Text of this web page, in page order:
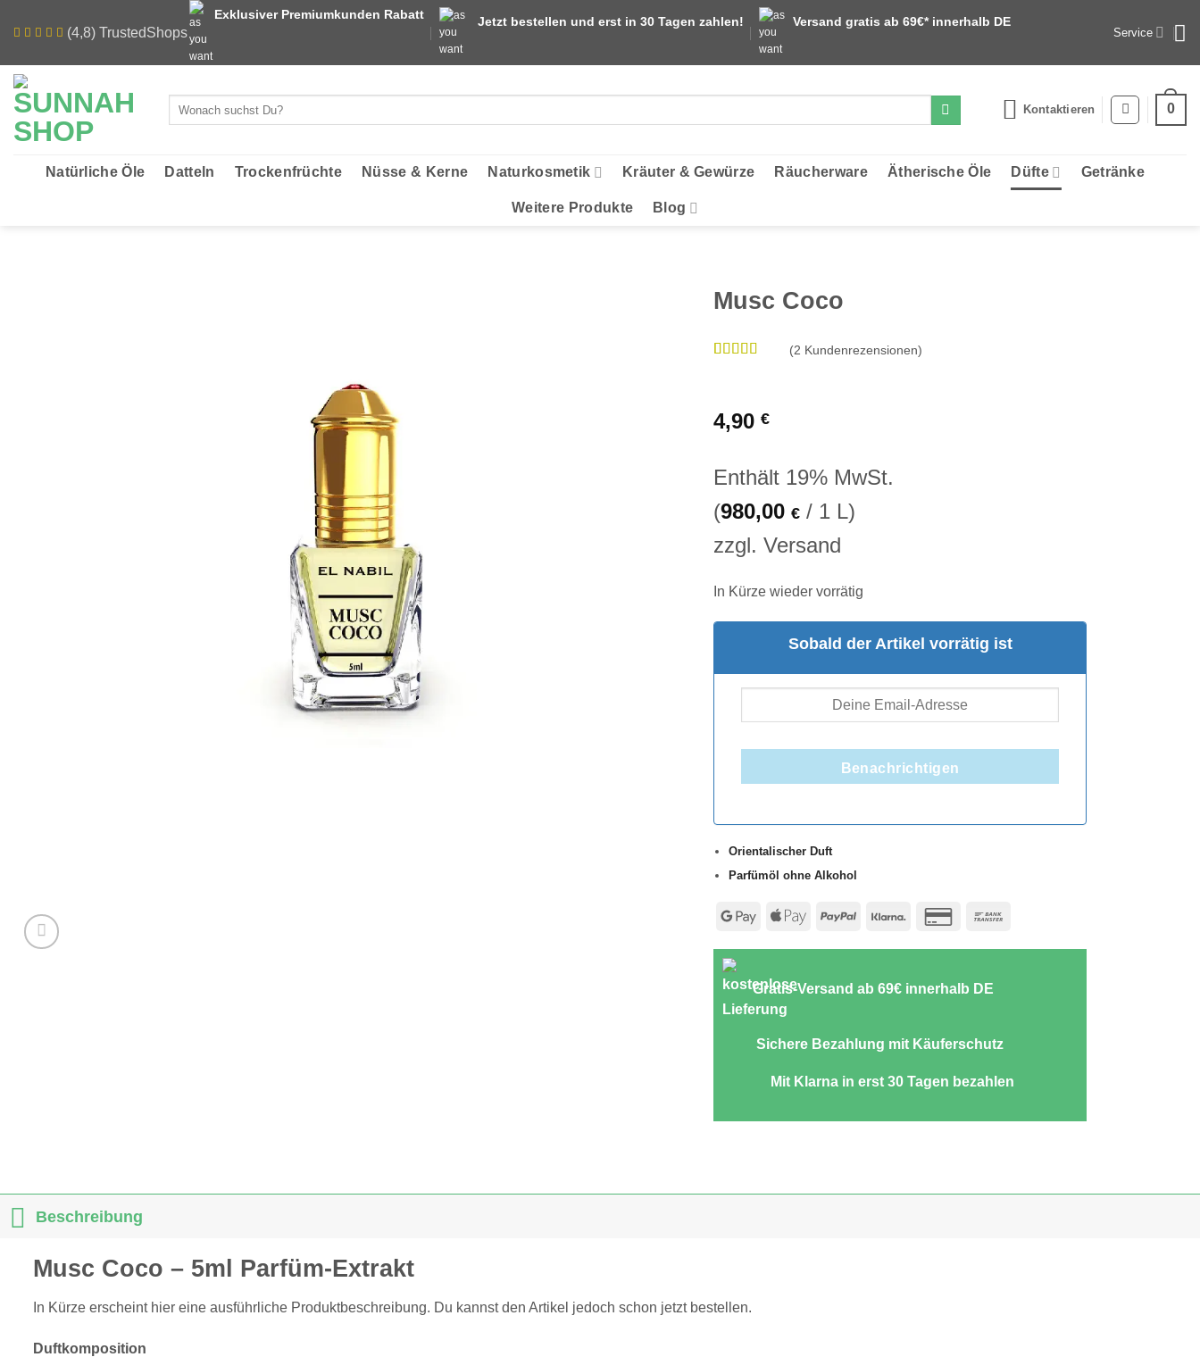
Inhalt
(4,8) TrustedShops
Exklusiver Premiumkunden Rabatt Jetzt bestellen und erst in 30 Tagen zahlen! Versand gratis ab 69€* innerhalb DE
Service
Kontaktieren 0
Natürliche Öle Datteln Trockenfrüchte Nüsse & Kerne Naturkosmetik Kräuter & Gewürze Räucherware Ätherische Öle Düfte Getränke
Weitere Produkte Blog
Musc Coco
basierend
auf
(2 Kundenrezensionen)
4,90 €
Enthält 19% MwSt.
(980,00 € / 1 L)
zzgl. Versand
In Kürze wieder vorrätig
Sobald der Artikel vorrätig ist
Benachrichtigen
Orientalischer Duft
Parfümöl ohne Alkohol
Google Apple
PayPal Klarna
Credit
Gratis-Versand ab 69€ innerhalb DE
Sichere Bezahlung mit Käuferschutz
Mit Klarna in erst 30 Tagen bezahlen
Beschreibung
Musc Coco – 5ml Parfüm-Extrakt
In Kürze erscheint hier eine ausführliche Produktbeschreibung. Du kannst den Artikel jedoch schon jetzt bestellen.
Duftkomposition